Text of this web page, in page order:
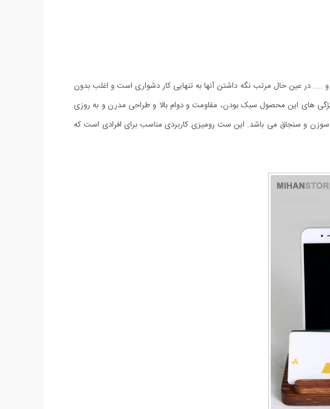
و .... در عین حال مرتب نگه داشتن آنها به تنهایی کار دشواری است و اغلب بدون
های این محصول سبک بودن، مقاومت و دوام بالا و طراحی مدرن و به روزی
سوزن و سنجاق می باشد. این ست رومیزی کاربردی مناسب برای افرادی است که